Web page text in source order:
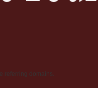
referring domains.